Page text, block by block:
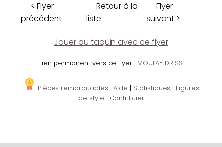
< Flyer
précédent
Retour à la
liste
Flyer
suivant >
Jouer au taquin avec ce flyer
Lien permanent vers ce flyer : MOULAY DRISS
Pièces remarquables | Aide | Statistiques | Figures
de style | Contribuer